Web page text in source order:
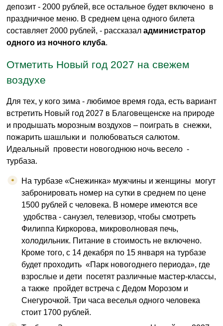
депозит - 2000 рублей, все остальное будет включено в
праздничное меню. В среднем цена одного билета
составляет 2000 рублей, - рассказал администратор
одного из ночного клуба.
Отметить Новый год 2027 на свежем
воздухе
Для тех, у кого зима - любимое время года, есть вариант
встретить Новый год 2027 в Благовещенске на природе
и продышать морозным воздухов – поиграть в снежки,
пожарить шашлыки и полюбоваться салютом.
Идеальный провести новогоднюю ночь весело -
турбаза.
На турбазе «Снежинка» мужчины и женщины могут
забронировать номер на сутки в среднем по цене
1500 рублей с человека. В номере имеются все
удобства - санузел, телевизор, чтобы смотреть
Филиппа Киркорова, микроволновая печь,
холодильник. Питание в стоимость не включено.
Кроме того, с 14 декабря по 15 января на турбазе
будет проходить «Парк новогоднего периода», где
взрослые и дети посетят различные мастер-классы,
а также пройдет встреча с Дедом Морозом и
Снегурочкой. Три часа веселья одного человека
стоит 1700 рублей.